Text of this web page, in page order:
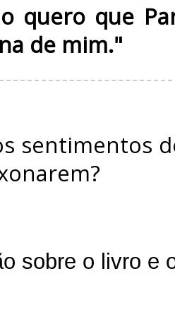
quero que
de mim."
sentimentos
sobre o livro e